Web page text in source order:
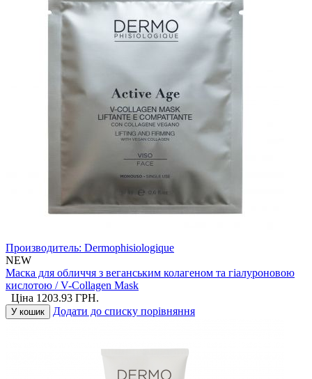
Производитель: Dermophisiologique
NEW
Маска для обличчя з веганським колагеном та гіалуроновою
кислотою / V-Collagen Mask
Ціна 1203.93 ГРН.
У кошик Додати до списку порівняння